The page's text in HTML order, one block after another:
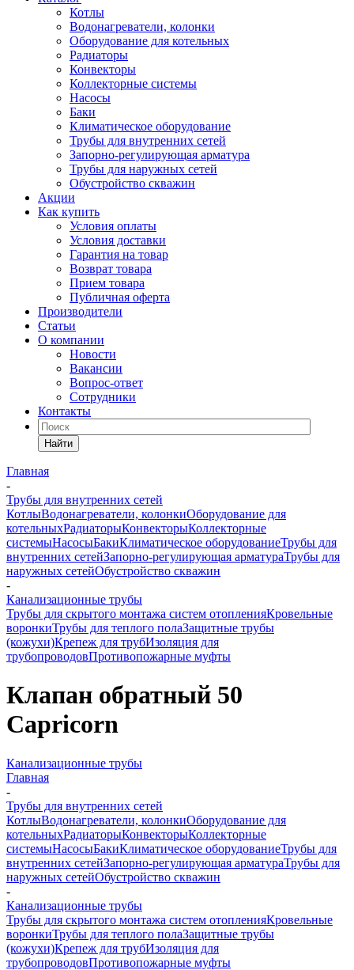
Котлы
Водонагреватели, колонки
Оборудование для котельных
Радиаторы
Конвекторы
Коллекторные системы
Насосы
Баки
Климатическое оборудование
Трубы для внутренних сетей
Запорно-регулирующая арматура
Трубы для наружных сетей
Обустройство скважин
Акции
Как купить
Условия оплаты
Условия доставки
Гарантия на товар
Возврат товара
Прием товара
Публичная оферта
Производители
Статьи
О компании
Новости
Вакансии
Вопрос-ответ
Сотрудники
Контакты
Найти
Главная
-
Трубы для внутренних сетей
КотлыВодонагреватели, колонкиОборудование для
котельныхРадиаторыКонвекторыКоллекторные
системыНасосыБакиКлиматическое оборудованиеТрубы для
внутренних сетейЗапорно-регулирующая арматураТрубы для
наружных сетейОбустройство скважин
-
Канализационные трубы
Трубы для скрытого монтажа систем отопленияКровельные
воронкиТрубы для теплого полаЗащитные трубы
(кожухи)Крепеж для трубИзоляция для
трубопроводовПротивопожарные муфты
Клапан обратный 50
Capricorn
Канализационные трубы
Главная
-
Трубы для внутренних сетей
КотлыВодонагреватели, колонкиОборудование для
котельныхРадиаторыКонвекторыКоллекторные
системыНасосыБакиКлиматическое оборудованиеТрубы для
внутренних сетейЗапорно-регулирующая арматураТрубы для
наружных сетейОбустройство скважин
-
Канализационные трубы
Трубы для скрытого монтажа систем отопленияКровельные
воронкиТрубы для теплого полаЗащитные трубы
(кожухи)Крепеж для трубИзоляция для
трубопроводовПротивопожарные муфты